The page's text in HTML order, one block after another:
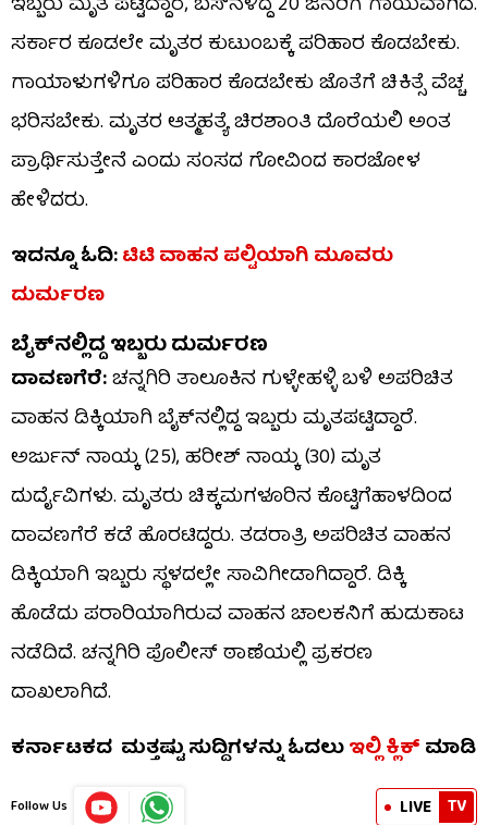
ಸರ್ಕಾರ ಕೂಡಲೇ ಮೃತರ ಕುಟುಂಬಕ್ಕೆ ಪರಿಹಾರ ಕೊಡಬೇಕು.
ಗಾಯಾಳುಗಳಿಗೂ ಪರಿಹಾರ ಕೊಡಬೇಕು ಜೊತೆಗೆ ಚಿಕಿತ್ಸೆ ವೆಚ್ಚ
ಭರಿಸಬೇಕು. ಮೃತರ ಆತ್ಮಹತ್ಯೆ ಚಿರಶಾಂತಿ ದೊರೆಯಲಿ ಅಂತ
ಪ್ರಾರ್ಥಿಸುತ್ತೇನೆ ಎಂದು ಸಂಸದ ಗೋವಿಂದ ಕಾರಜೋಳ
ಹೇಳಿದರು.
ಇದನ್ನೂ ಓದಿ:ಟಿಟಿ ವಾಹನ ಪಲ್ಟಿಯಾಗಿ ಮೂವರು
ದುರ್ಮರಣ
ಬೈಕ್​ನಲ್ಲಿದ್ದ ಇಬ್ಬರು ದುರ್ಮರಣ
ದಾವಣಗೆರೆ:ಚನ್ನಗಿರಿ ತಾಲೂಕಿನ ಗುಳ್ಳೇಹಳ್ಳಿ ಬಳಿ ಅಪರಿಚಿತ
ವಾಹನ ಡಿಕ್ಕಿಯಾಗಿ ಬೈಕ್​ನಲ್ಲಿದ್ದ ಇಬ್ಬರು ಮೃತಪಟ್ಟಿದ್ದಾರೆ.
ಅರ್ಜುನ್ ನಾಯ್ಕ (25), ಹರೀಶ್ ನಾಯ್ಕ (30) ಮೃತ
ದುರ್ದೈವಿಗಳು. ಮೃತರು ಚಿಕ್ಕಮಗಳೂರಿನ ಕೊಟ್ಟಿಗೆಹಾಳದಿಂದ
ದಾವಣಗೆರೆ ಕಡೆ ಹೊರಟಿದ್ದರು. ತಡರಾತ್ರಿ ಅಪರಿಚಿತ ವಾಹನ
ಡಿಕ್ಕಿಯಾಗಿ ಇಬ್ಬರು ಸ್ಥಳದಲ್ಲೇ ಸಾವಿಗೀಡಾಗಿದ್ದಾರೆ. ಡಿಕ್ಕಿ
ಹೊಡೆದು ಪರಾರಿಯಾಗಿರುವ ವಾಹನ ಚಾಲಕನಿಗೆ ಹುಡುಕಾಟ
ನಡೆದಿದೆ. ಚನ್ನಗಿರಿ ಪೊಲೀಸ್ ಠಾಣೆಯಲ್ಲಿ ಪ್ರಕರಣ
ದಾಖಲಾಗಿದೆ.
ಕರ್ನಾಟಕದ ಮತ್ತಷ್ಟು ಸುದ್ದಿಗಳನ್ನು ಓದಲುಇಲ್ಲಿ ಕ್ಲಿಕ್​ ಮಾಡಿ
Follow Us LIVE TV